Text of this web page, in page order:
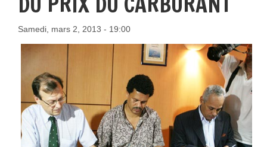
Samedi, mars 2, 2013 - 19:00